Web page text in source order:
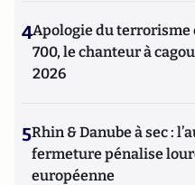
4Apologie du terrorisme
700, le chanteur à
2026
5Rhin & Danube à sec :
fermeture pénalise
européenne